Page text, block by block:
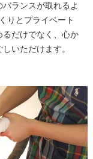
ランスが取れるよ
りとプライベート
だけでなく、心か
いただけます。